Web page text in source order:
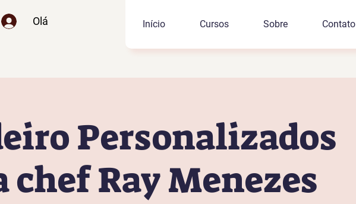
Olá Início Cursos Sobre Contato
Personalizados
chef Ray Menezes